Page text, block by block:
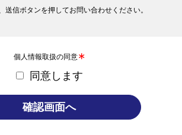
信ボタンを押してお問い合わせください。
個人情報取扱の同意∗
同意します